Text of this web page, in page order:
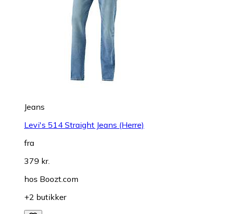
Jeans
Levi's 514 Straight Jeans (Herre)
fra
379 kr.
hos Boozt.com
+2 butikker